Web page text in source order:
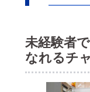
未経験者
なれるチ